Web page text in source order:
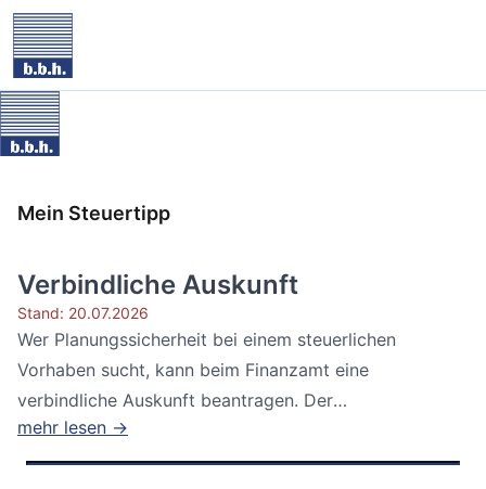
Mein Steuertipp
Verbindliche Auskunft
Stand: 20.07.2026
Wer Planungssicherheit bei einem steuerlichen
Vorhaben sucht, kann beim Finanzamt eine
verbindliche Auskunft beantragen. Der
Bundesfinanzhof...
mehr lesen →